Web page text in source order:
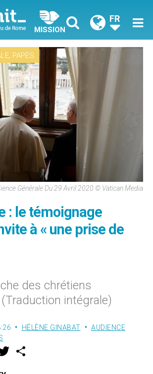
MISSION
FR
, PAPES
Générale Du 29 Avril 2020 © Vatican Media
: le témoignage
à « une prise de
des chrétiens
intégrale)
HÉLÈNE GINABAT
AUDIENCE
w